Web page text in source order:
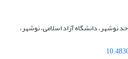
نوشهر، دانشگاه آزاد اسلامی، نوشهر،